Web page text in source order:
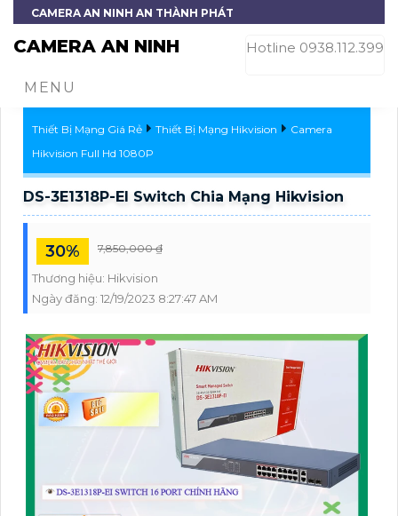
CAMERA AN NINH AN THÀNH PHÁT
CAMERA AN NINH Hotline 0938.112.399
MENU
Thiết Bị Mạng Giá Rẻ Thiết Bị Mạng Hikvision
Camera
Hikvision Full Hd 1080P
DS-3E1318P-EI Switch Chia Mạng Hikvision
30% 7,850,000 ₫
Thương hiệu: Hikvision
Ngày đăng: 12/19/2023 8:27:47 AM